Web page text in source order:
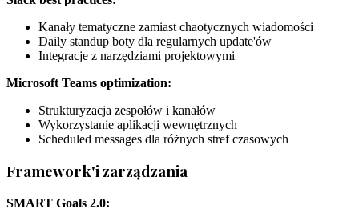
Kanały tematyczne zamiast chaotycznych wiadomości
Daily standup boty dla regularnych update'ów
Integracje z narzędziami projektowymi
Microsoft Teams optimization:
Strukturyzacja zespołów i kanałów
Wykorzystanie aplikacji wewnętrznych
Scheduled messages dla różnych stref czasowych
Framework'i zarządzania
SMART Goals 2.0: